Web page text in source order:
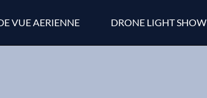
VUE AERIENNE DRONE LIGHT SHOW